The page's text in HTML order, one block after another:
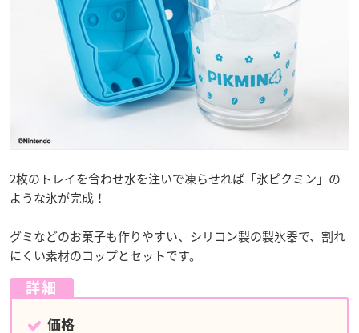
2枚のトレイを合わせ水を注いで凍らせれば「氷ピクミン」の
ような氷が完成！
グミなどのお菓子も作りやすい、シリコン製の製氷器で、割れ
にくい素材のコップとセットです。
詳細
価格